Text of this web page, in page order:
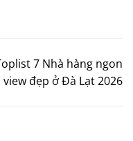
7 Nhà hàng ngon
view đẹp ở Đà Lạt 2026